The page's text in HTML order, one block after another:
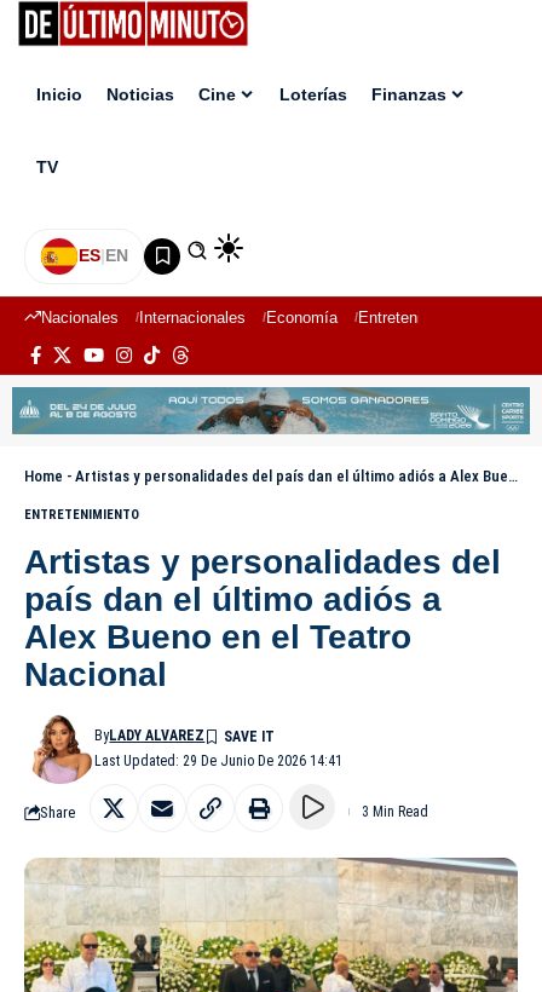
Inicio Noticias Cine Loterías Finanzas
TV
ES|EN
Nacionales Internacionales Economía Entretenimiento
Home - Artistas y personalidades del país dan el último adiós a Alex Bueno en el Teatro Nacional
ENTRETENIMIENTO
Artistas y personalidades del
país dan el último adiós a
Alex Bueno en el Teatro
Nacional
Last Updated: 29 De Junio De 2026 14:41
ByLADY ALVAREZ
Share 3 Min Read